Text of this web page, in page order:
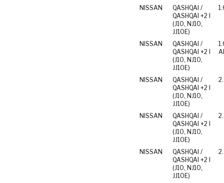
NISSAN
QASHQAI /
QASHQAI +2 I
(J10, NJ10,
JJ10E)
NISSAN
QASHQAI /
QASHQAI +2 I
(J10, NJ10,
JJ10E)
NISSAN
QASHQAI /
QASHQAI +2 I
(J10, NJ10,
JJ10E)
NISSAN
QASHQAI /
QASHQAI +2 I
(J10, NJ10,
JJ10E)
NISSAN
QASHQAI /
QASHQAI +2 I
(J10, NJ10,
JJ10E)